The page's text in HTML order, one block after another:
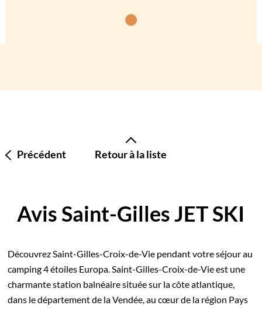
Précédent Retour à la liste
Avis Saint-Gilles JET SKI
Découvrez Saint-Gilles-Croix-de-Vie pendant votre séjour au
camping 4 étoiles Europa. Saint-Gilles-Croix-de-Vie est une
charmante station balnéaire située sur la côte atlantique,
dans le département de la Vendée, au cœur de la région Pays